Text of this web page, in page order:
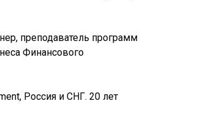
преподаватель программ
Финансового
Россия и СНГ. 20 лет